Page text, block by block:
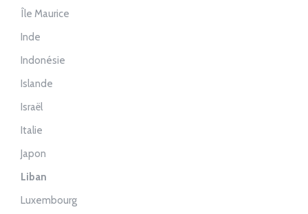
Île Maurice
Inde
Indonésie
Islande
Israël
Italie
Japon
Liban
Luxembourg